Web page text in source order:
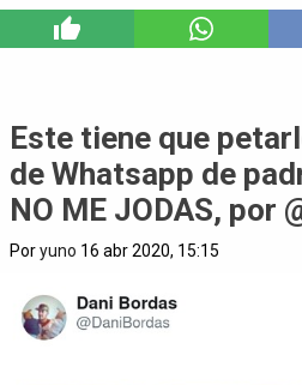
Este tiene que
de Whatsapp de
NO ME JODAS, por
Poryuno 16 abr 2020, 15:15